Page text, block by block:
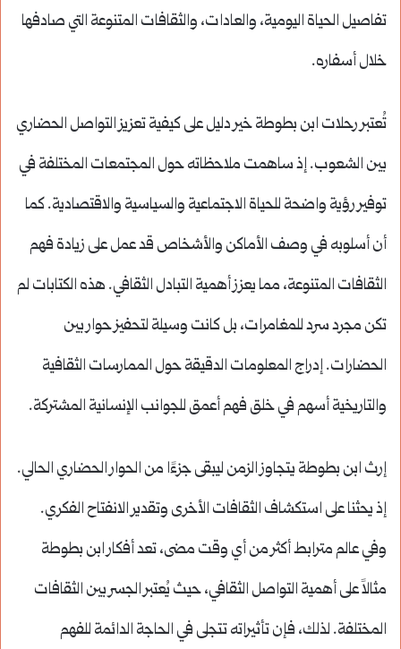
تفاصيل الحياة اليومية، والعادات، والثقافات المتنوعة التي صادفها
خلال أسفاره.
تُعتبر رحلات ابن بطوطة خير دليل على كيفية تعزيز التواصل الحضاري
بين الشعوب. إذ ساهمت ملاحظاته حول المجتمعات المختلفة في
توفير رؤية واضحة للحياة الاجتماعية والسياسية والاقتصادية. كما
أن أسلوبه في وصف الأماكن والأشخاص قد عمل على زيادة فهم
الثقافات المتنوعة، مما يعزز أهمية التبادل الثقافي. هذه الكتابات لم
تكن مجرد سرد للمغامرات، بل كانت وسيلة لتحفيز حوار بين
الحضارات. إدراج المعلومات الدقيقة حول الممارسات الثقافية
والتاريخية أسهم في خلق فهم أعمق للجوانب الإنسانية المشتركة.
إرث ابن بطوطة يتجاوز الزمن ليبقى جزءًا من الحوار الحضاري الحالي.
إذ يحثنا على استكشاف الثقافات الأخرى وتقدير الانفتاح الفكري.
وفي عالم مترابط أكثر من أي وقت مضى، تعد أفكار ابن بطوطة
مثالاً على أهمية التواصل الثقافي، حيث يُعتبر الجسر بين الثقافات
المختلفة. لذلك، فإن تأثيراته تتجلى في الحاجة الدائمة للفهم